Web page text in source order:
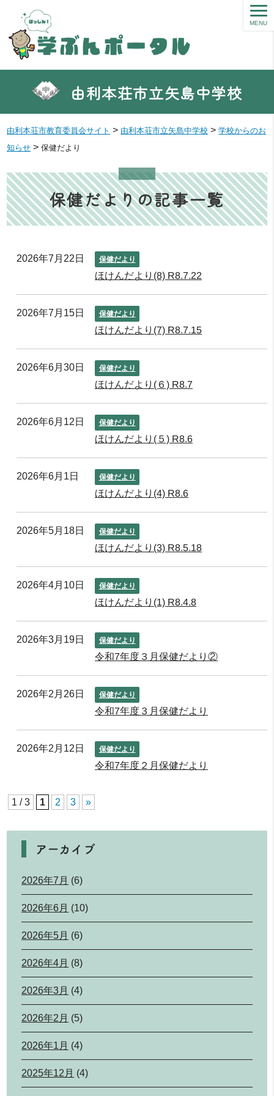
由利本荘市立矢島中学校
MENU
由利本荘市教育委員会サイト > 由利本荘市立矢島中学校 >学校からのお
知らせ >保健だより
保健だよりの記事一覧
2026年7月22日 保健だより
ほけんだより(8) R8.7.22
2026年7月15日 保健だより
ほけんだより(7) R8.7.15
2026年6月30日 保健だより
ほけんだより(６) R8.7
2026年6月12日 保健だより
ほけんだより(５) R8.6
2026年6月1日 保健だより
ほけんだより(4) R8.6
2026年5月18日 保健だより
ほけんだより(3) R8.5.18
2026年4月10日 保健だより
ほけんだより(1) R8.4.8
2026年3月19日 保健だより
令和7年度３月保健だより②
2026年2月26日 保健だより
令和7年度３月保健だより
2026年2月12日 保健だより
令和7年度２月保健だより
1 / 3 1 2 3 »
アーカイブ
2026年7月 (6)
2026年6月 (10)
2026年5月 (6)
2026年4月 (8)
2026年3月 (4)
2026年2月 (5)
2026年1月 (4)
2025年12月 (4)